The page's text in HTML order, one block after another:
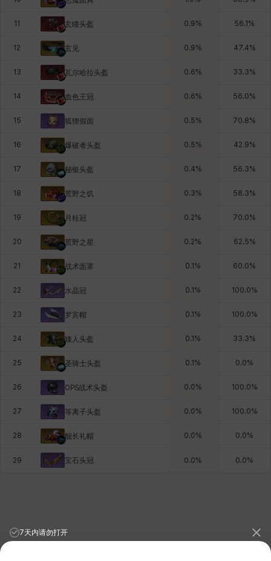
11 玄瞳头盔 0.9% 56.1 %
12 玄见 0.9% 47.4%
13 瓦尔哈拉头盔 0.6% 33.3%
14 血色王冠 0.6% 56.0%
15 狐狸假面 0.5% 70.8%
16 爆破者头盔 0.5% 42.9%
17 秘银头盔 0.4% 56.3%
18 荒野之饥 0.3% 58.3%
19 月桂冠 0.2% 70.0%
20 荒野之星 0.2% 62.5%
21 战术面罩 0.1 % 60.0%
22 水晶冠 0.1 % 100.0%
23 罗宾帽 0.1 % 100.0%
24 矮人头盔 0.1 % 33.3%
25 圣骑士头盔 0.1 % 0.0%
26 OPS战术头盔 0.0% 100.0%
27 等离子头盔 0.0% 100.0%
28 舰长礼帽 0.0% 0.0%
29 宝石头冠 0.0% 0.0%
7天内请勿打开